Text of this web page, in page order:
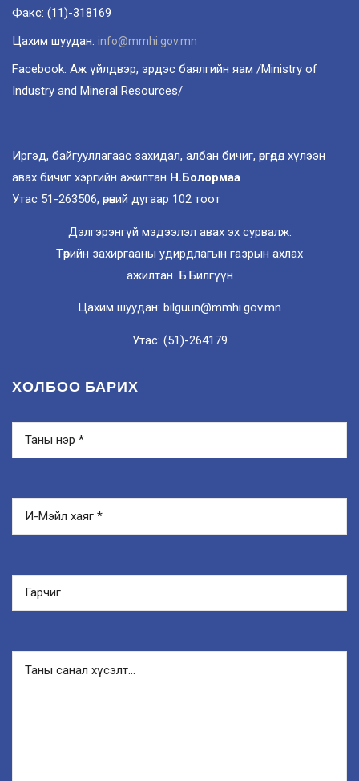
Факс: (11)-318169
Цахим шуудан: info@mmhi.gov.mn
Facebook: Аж үйлдвэр, эрдэс баялгийн яам /Ministry of
Industry and Mineral Resources/
Иргэд, байгууллагаас захидал, албан бичиг, өргөдөл хүлээн
авах бичиг хэргийн ажилтан Н.Болормаа
Утас 51-263506, өрөөний дугаар 102 тоот
Дэлгэрэнгүй мэдээлэл авах эх сурвалж:
Төрийн захиргааны удирдлагын газрын ахлах
ажилтан Б.Билгүүн
Цахим шуудан: bilguun@mmhi.gov.mn
Утас: (51)-264179
ХОЛБОО БАРИХ